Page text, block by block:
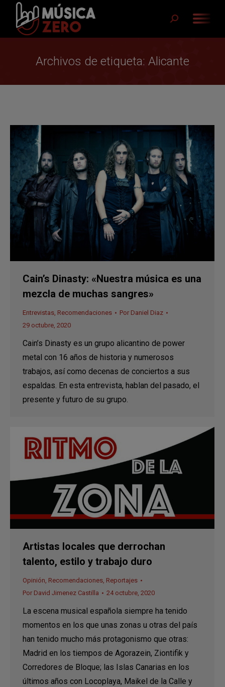
Buscar:
Archivos de etiqueta: Alicante
Cain’s Dinasty: «Nuestra música es una
mezcla de muchas sangres»
Entrevistas, Recomendaciones Por Daniel Diaz
29 octubre, 2020
Cain’s Dinasty es un grupo alicantino de power
metal con 16 años de historia y numerosos
trabajos, así como decenas de conciertos a sus
espaldas. En esta entrevista, hablan del pasado, el
presente y futuro de su grupo.
Artistas locales que derrochan
talento, estilo y trabajo duro
Opinión, Recomendaciones, Reportajes
Por David Jimenez Castilla 24 octubre, 2020
La escena musical española siempre ha tenido
momentos en los que unas zonas u otras del país
han tenido mucho más protagonismo que otras:
Madrid en los tiempos de Agorazein, Ziontifik y
Corredores de Bloque; las Islas Canarias en los
últimos años con Locoplaya, Maikel de la Calle y